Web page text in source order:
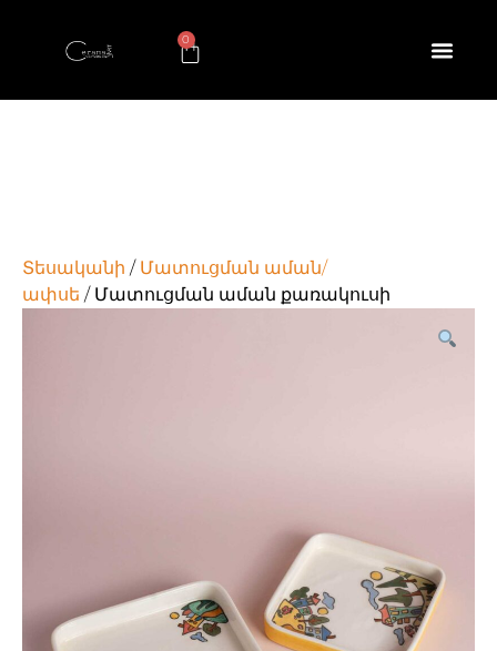
0
Տեսականի / Մատուցման աման/
ափսե / Մատուցման աման քառակուսի